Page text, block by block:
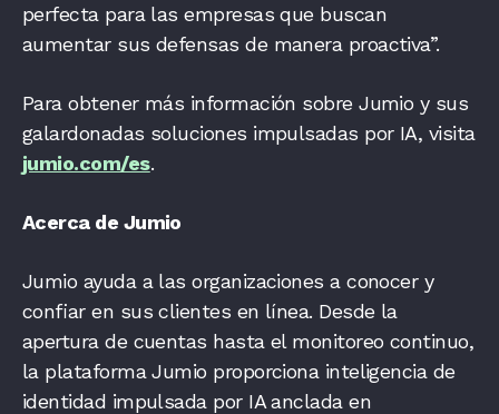
perfecta para las empresas que buscan
aumentar sus defensas de manera proactiva”.
Para obtener más información sobre Jumio y sus
galardonadas soluciones impulsadas por IA, visita
jumio.com/es.
Acerca de Jumio
Jumio ayuda a las organizaciones a conocer y
confiar en sus clientes en línea. Desde la
apertura de cuentas hasta el monitoreo continuo,
la plataforma Jumio proporciona inteligencia de
identidad impulsada por IA anclada en